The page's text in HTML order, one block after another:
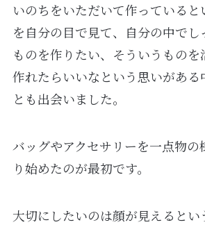
いのちをいただいて作っている
を自分の目で見て、自分の中でし
ものを作りたい、そういうもの
作れたらいいなという思いがある
とも出会いました。
バッグやアクセサリーを一点物の
り始めたのが最初です。
大切にしたいのは顔が見えるとい